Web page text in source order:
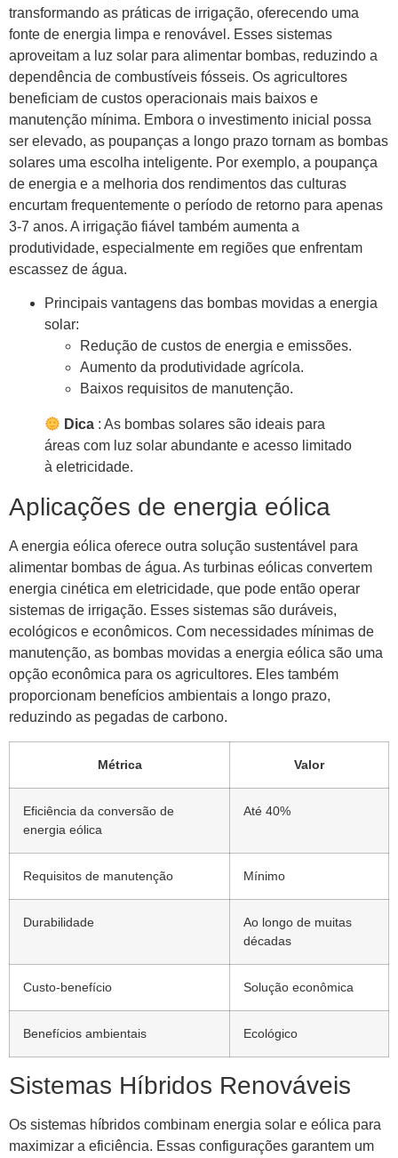
transformando as práticas de irrigação, oferecendo uma
fonte de energia limpa e renovável. Esses sistemas
aproveitam a luz solar para alimentar bombas, reduzindo a
dependência de combustíveis fósseis. Os agricultores
beneficiam de custos operacionais mais baixos e
manutenção mínima. Embora o investimento inicial possa
ser elevado, as poupanças a longo prazo tornam as bombas
solares uma escolha inteligente. Por exemplo, a poupança
de energia e a melhoria dos rendimentos das culturas
encurtam frequentemente o período de retorno para apenas
3-7 anos. A irrigação fiável também aumenta a
produtividade, especialmente em regiões que enfrentam
escassez de água.
Principais vantagens das bombas movidas a energia
solar:
Redução de custos de energia e emissões.
Aumento da produtividade agrícola.
Baixos requisitos de manutenção.
Dica : As bombas solares são ideais para
áreas com luz solar abundante e acesso limitado
à eletricidade.
Aplicações de energia eólica
A energia eólica oferece outra solução sustentável para
alimentar bombas de água. As turbinas eólicas convertem
energia cinética em eletricidade, que pode então operar
sistemas de irrigação. Esses sistemas são duráveis,
ecológicos e econômicos. Com necessidades mínimas de
manutenção, as bombas movidas a energia eólica são uma
opção econômica para os agricultores. Eles também
proporcionam benefícios ambientais a longo prazo,
reduzindo as pegadas de carbono.
Métrica Valor
Eficiência da conversão de
energia eólica
Até 40%
Requisitos de manutenção Mínimo
Durabilidade
Ao longo de muitas
décadas
Custo-benefício Solução econômica
Benefícios ambientais Ecológico
Sistemas Híbridos Renováveis
Os sistemas híbridos combinam energia solar e eólica para
maximizar a eficiência. Essas configurações garantem um